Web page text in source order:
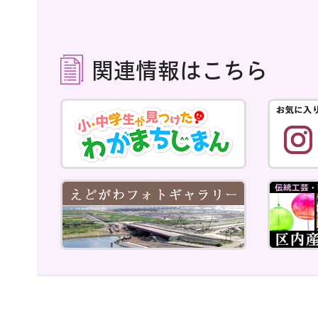
関連情報はこちら